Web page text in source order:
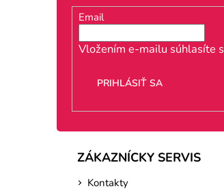
Email
Vložením e-mailu súhlasíte s
PRIHLÁSIŤ SA
ZÁKAZNÍCKY SERVIS
Kontakty